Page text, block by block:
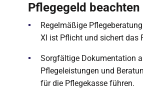
Pflegegeld beachten
Regelmäßige
XI ist Pflicht und sichert das
Sorgfältige Dokumentation
Pflegeleistungen und
für die Pflegekasse führen.